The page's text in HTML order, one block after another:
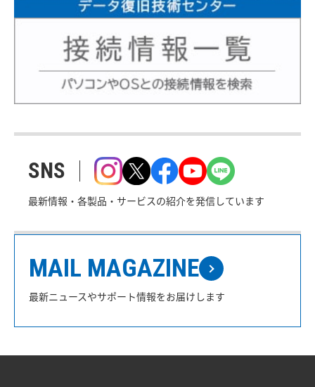
SNS
最新情報・各製品・サービスの紹介を発信しています
MAIL MAGAZINE
最新ニュースやサポート情報をお届けします